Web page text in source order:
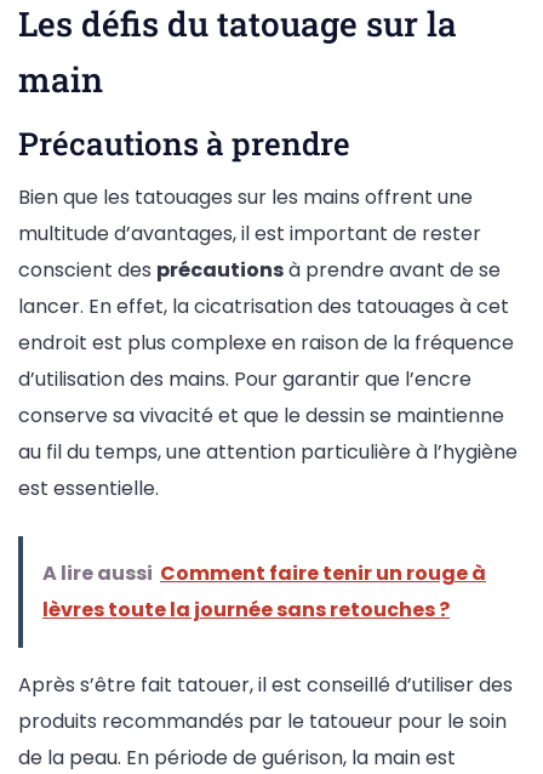
Les défis du tatouage sur la
main
Précautions à prendre
Bien que les tatouages sur les mains offrent une
multitude d’avantages, il est important de rester
conscient des précautionsà prendre avant de se
lancer. En effet, la cicatrisation des tatouages à cet
endroit est plus complexe en raison de la fréquence
d’utilisation des mains. Pour garantir que l’encre
conserve sa vivacité et que le dessin se maintienne
au fil du temps, une attention particulière à l’hygiène
est essentielle.
A lire aussi Comment faire tenir un rouge à
lèvres toute la journée sans retouches ?
Après s’être fait tatouer, il est conseillé d’utiliser des
produits recommandés par le tatoueur pour le soin
de la peau. En période de guérison, la main est